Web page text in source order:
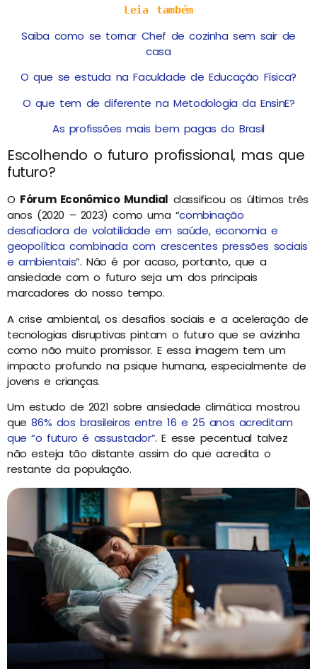
Leia também
Saiba como se tornar Chef de cozinha sem sair de
casa
O que se estuda na Faculdade de Educação Física?
O que tem de diferente na Metodologia da EnsinE?
As profissões mais bem pagas do Brasil
Escolhendo o futuro profissional, mas que
futuro?
O Fórum Econômico Mundial classificou os últimos três
anos (2020 – 2023) como uma “combinação
desafiadora de volatilidade em saúde, economia e
geopolítica combinada com crescentes pressões sociais
e ambientais”. Não é por acaso, portanto, que a
ansiedade com o futuro seja um dos principais
marcadores do nosso tempo.
A crise ambiental, os desafios sociais e a aceleração de
tecnologias disruptivas pintam o futuro que se avizinha
como não muito promissor. E essa imagem tem um
impacto profundo na psique humana, especialmente de
jovens e crianças.
Um estudo de 2021 sobre ansiedade climática mostrou
que86% dos brasileiros entre 16 e 25 anos acreditam
que “o futuro é assustador”. E esse pecentual talvez
não esteja tão distante assim do que acredita o
restante da população.